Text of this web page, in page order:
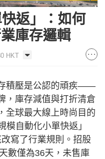
返」：如何
庫存邏輯
HKT
積壓是公認的頑疾——
，庫存減值與打折清倉
全球最大線上時尚目的
模自動化小單快返」
改寫了行業規則。招股
數僅為36天，未售庫